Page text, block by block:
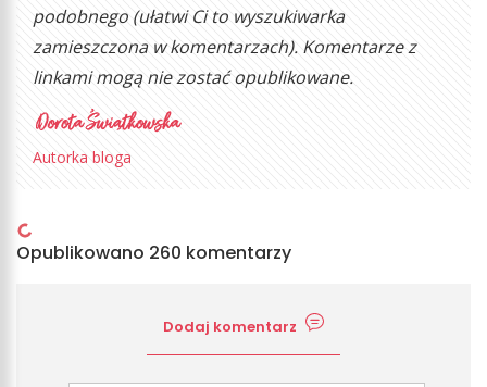
podobnego (ułatwi Ci to wyszukiwarka
zamieszczona w komentarzach). Komentarze z
linkami mogą nie zostać opublikowane.
Autorka bloga
Opublikowano 260 komentarzy
Dodaj komentarz